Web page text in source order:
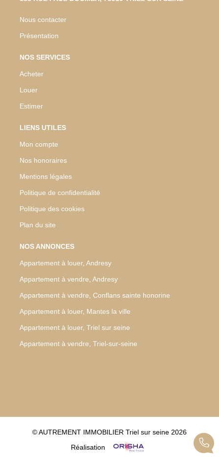
Nous contacter
Présentation
NOS SERVICES
Acheter
Louer
Estimer
LIENS UTILES
Mon compte
Nos honoraires
Mentions légales
Politique de confidentialité
Politique des cookies
Plan du site
NOS ANNONCES
Appartement à louer, Andresy
Appartement à vendre, Andresy
Appartement à vendre, Conflans sainte honorine
Appartement à louer, Mantes la ville
Appartement à louer, Triel sur seine
Appartement à vendre, Triel-sur-seine
© AUTREMENT IMMOBILIER Triel sur seine 2026
Réalisation